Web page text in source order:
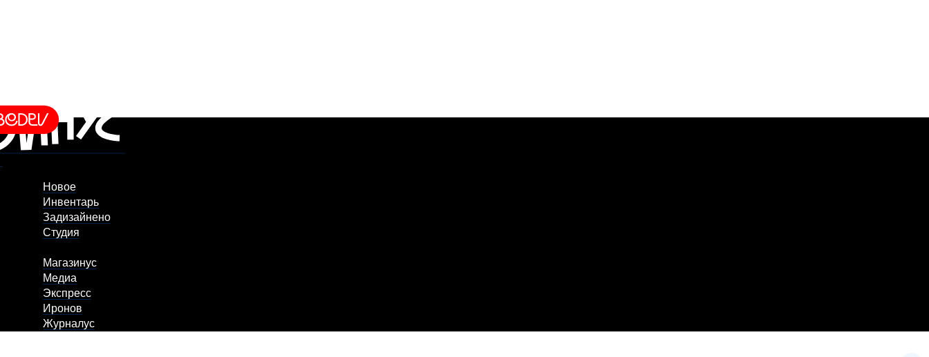
Новое
Инвентарь
Задизайнено
Студия
Магазинус
Медиа
Экспресс
Иронов
Журналус